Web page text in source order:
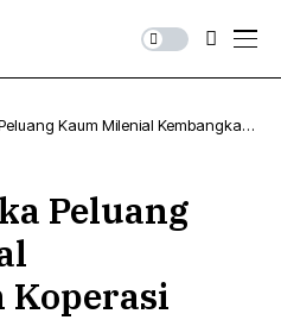
Kaum Milenial Kembangkan
Peluang
Koperasi